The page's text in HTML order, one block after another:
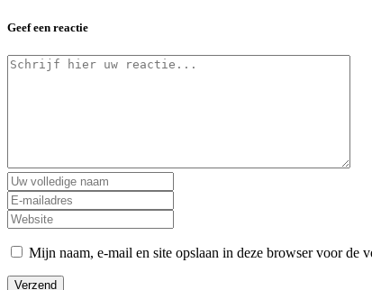
Geef een reactie
Mijn naam, e-mail en site opslaan in deze browser voor de